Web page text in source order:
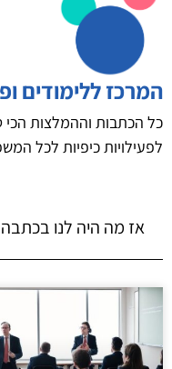
המרכז ללימודים
כל הכתבות וההמלצות הכי
לפעילויות כיפיות לכל
אז מה היה לנו